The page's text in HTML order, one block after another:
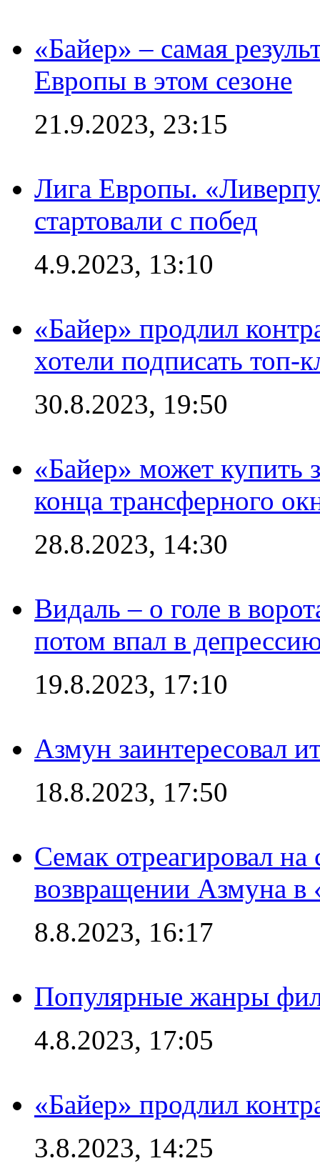
«Байер» – самая
Европы в этом сезоне
21.9.2023, 23:15
Лига Европы.
стартовали с побед
4.9.2023, 13:10
«Байер» продлил
хотели подписать
30.8.2023, 19:50
«Байер» может купить
конца трансферного
28.8.2023, 14:30
Видаль – о голе в
потом впал в
19.8.2023, 17:10
Азмун заинтересовал
18.8.2023, 17:50
Семак отреагировал
возвращении Азмуна в
8.8.2023, 16:17
Популярные жанры
4.8.2023, 17:05
«Байер» продлил
3.8.2023, 14:25